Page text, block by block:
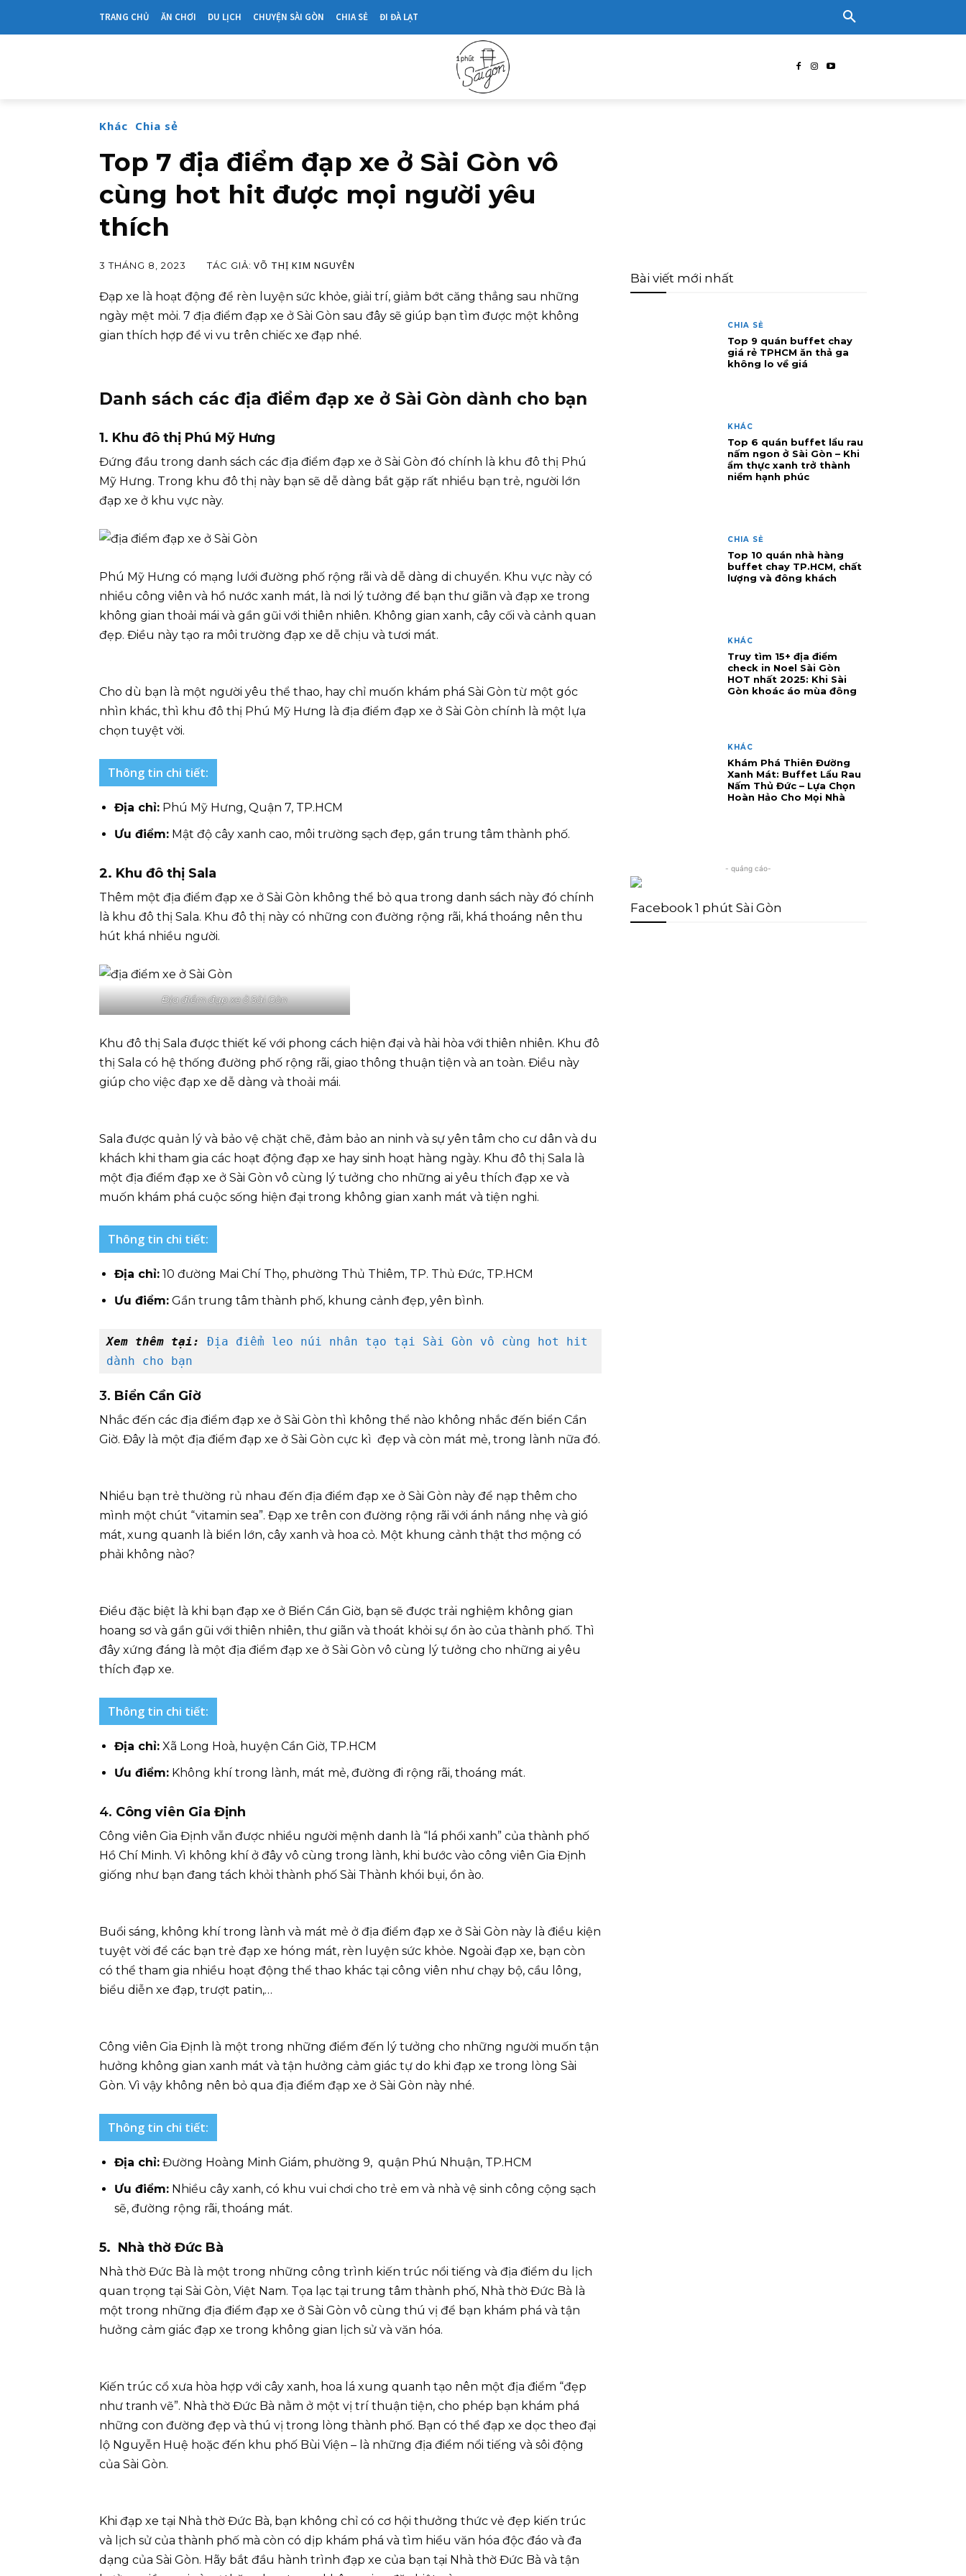
TRANG CHỦ ĂN CHƠI DU LỊCH CHUYỆN SÀI GÒN CHIA SẺ ĐI ĐÀ LẠT
Khác Chia sẻ
Top 7 địa điểm đạp xe ở Sài Gòn vô
cùng hot hit được mọi người yêu
thích
3 THÁNG 8, 2023 TÁC GIẢ: VÕ THỊ KIM NGUYÊN
Đạp xe là hoạt động để rèn luyện sức khỏe, giải trí, giảm bớt căng thẳng sau những
ngày mệt mỏi. 7 địa điểm đạp xe ở Sài Gòn sau đây sẽ giúp bạn tìm được một không
gian thích hợp để vi vu trên chiếc xe đạp nhé.
Danh sách các địa điểm đạp xe ở Sài Gòn dành cho bạn
1. Khu đô thị Phú Mỹ Hưng
Đứng đầu trong danh sách các địa điểm đạp xe ở Sài Gòn đó chính là khu đô thị Phú
Mỹ Hưng. Trong khu đô thị này bạn sẽ dễ dàng bắt gặp rất nhiều bạn trẻ, người lớn
đạp xe ở khu vực này.
Phú Mỹ Hưng có mạng lưới đường phố rộng rãi và dễ dàng di chuyển. Khu vực này có
nhiều công viên và hồ nước xanh mát, là nơi lý tưởng để bạn thư giãn và đạp xe trong
không gian thoải mái và gần gũi với thiên nhiên. Không gian xanh, cây cối và cảnh quan
đẹp. Điều này tạo ra môi trường đạp xe dễ chịu và tươi mát.
Cho dù bạn là một người yêu thể thao, hay chỉ muốn khám phá Sài Gòn từ một góc
nhìn khác, thì khu đô thị Phú Mỹ Hưng là địa điểm đạp xe ở Sài Gòn chính là một lựa
chọn tuyệt vời.
Thông tin chi tiết:
Địa chỉ: Phú Mỹ Hưng, Quận 7, TP.HCM
Ưu điểm: Mật độ cây xanh cao, môi trường sạch đẹp, gần trung tâm thành phố.
2. Khu đô thị Sala
Thêm một địa điểm đạp xe ở Sài Gòn không thể bỏ qua trong danh sách này đó chính
là khu đô thị Sala. Khu đô thị này có những con đường rộng rãi, khá thoáng nên thu
hút khá nhiều người.
Địa điểm đạp xe ở Sài Gòn
Khu đô thị Sala được thiết kế với phong cách hiện đại và hài hòa với thiên nhiên. Khu đô
thị Sala có hệ thống đường phố rộng rãi, giao thông thuận tiện và an toàn. Điều này
giúp cho việc đạp xe dễ dàng và thoải mái.
Sala được quản lý và bảo vệ chặt chẽ, đảm bảo an ninh và sự yên tâm cho cư dân và du
khách khi tham gia các hoạt động đạp xe hay sinh hoạt hàng ngày. Khu đô thị Sala là
một địa điểm đạp xe ở Sài Gòn vô cùng lý tưởng cho những ai yêu thích đạp xe và
muốn khám phá cuộc sống hiện đại trong không gian xanh mát và tiện nghi.
Thông tin chi tiết:
Địa chỉ: 10 đường Mai Chí Thọ, phường Thủ Thiêm, TP. Thủ Đức, TP.HCM
Ưu điểm: Gần trung tâm thành phố, khung cảnh đẹp, yên bình.
Xem thêm tại: Địa điểm leo núi nhân tạo tại Sài Gòn vô cùng hot hit
dành cho bạn
3. Biển Cần Giờ
Nhắc đến các địa điểm đạp xe ở Sài Gòn thì không thể nào không nhắc đến biển Cần
Giờ. Đây là một địa điểm đạp xe ở Sài Gòn cực kì đẹp và còn mát mẻ, trong lành nữa đó.
Nhiều bạn trẻ thường rủ nhau đến địa điểm đạp xe ở Sài Gòn này để nạp thêm cho
mình một chút “vitamin sea”. Đạp xe trên con đường rộng rãi với ánh nắng nhẹ và gió
mát, xung quanh là biển lớn, cây xanh và hoa cỏ. Một khung cảnh thật thơ mộng có
phải không nào?
Điều đặc biệt là khi bạn đạp xe ở Biển Cần Giờ, bạn sẽ được trải nghiệm không gian
hoang sơ và gần gũi với thiên nhiên, thư giãn và thoát khỏi sự ồn ào của thành phố. Thì
đây xứng đáng là một địa điểm đạp xe ở Sài Gòn vô cùng lý tưởng cho những ai yêu
thích đạp xe.
Thông tin chi tiết:
Địa chỉ: Xã Long Hoà, huyện Cần Giờ, TP.HCM
Ưu điểm: Không khí trong lành, mát mẻ, đường đi rộng rãi, thoáng mát.
4. Công viên Gia Định
Công viên Gia Định vẫn được nhiều người mệnh danh là “lá phổi xanh” của thành phố
Hồ Chí Minh. Vì không khí ở đây vô cùng trong lành, khi bước vào công viên Gia Định
giống như bạn đang tách khỏi thành phố Sài Thành khói bụi, ồn ào.
Buổi sáng, không khí trong lành và mát mẻ ở địa điểm đạp xe ở Sài Gòn này là điều kiện
tuyệt vời để các bạn trẻ đạp xe hóng mát, rèn luyện sức khỏe. Ngoài đạp xe, bạn còn
có thể tham gia nhiều hoạt động thể thao khác tại công viên như chạy bộ, cầu lông,
biểu diễn xe đạp, trượt patin,…
Công viên Gia Định là một trong những điểm đến lý tưởng cho những người muốn tận
hưởng không gian xanh mát và tận hưởng cảm giác tự do khi đạp xe trong lòng Sài
Gòn. Vì vậy không nên bỏ qua địa điểm đạp xe ở Sài Gòn này nhé.
Thông tin chi tiết:
Địa chỉ: Đường Hoàng Minh Giám, phường 9, quận Phú Nhuận, TP.HCM
Ưu điểm: Nhiều cây xanh, có khu vui chơi cho trẻ em và nhà vệ sinh công cộng sạch
sẽ, đường rộng rãi, thoáng mát.
5. Nhà thờ Đức Bà
Nhà thờ Đức Bà là một trong những công trình kiến trúc nổi tiếng và địa điểm du lịch
quan trọng tại Sài Gòn, Việt Nam. Tọa lạc tại trung tâm thành phố, Nhà thờ Đức Bà là
một trong những địa điểm đạp xe ở Sài Gòn vô cùng thú vị để bạn khám phá và tận
hưởng cảm giác đạp xe trong không gian lịch sử và văn hóa.
Kiến trúc cổ xưa hòa hợp với cây xanh, hoa lá xung quanh tạo nên một địa điểm “đẹp
như tranh vẽ”. Nhà thờ Đức Bà nằm ở một vị trí thuận tiện, cho phép bạn khám phá
những con đường đẹp và thú vị trong lòng thành phố. Bạn có thể đạp xe dọc theo đại
lộ Nguyễn Huệ hoặc đến khu phố Bùi Viện – là những địa điểm nổi tiếng và sôi động
của Sài Gòn.
Khi đạp xe tại Nhà thờ Đức Bà, bạn không chỉ có cơ hội thưởng thức vẻ đẹp kiến trúc
và lịch sử của thành phố mà còn có dịp khám phá và tìm hiểu văn hóa độc đáo và đa
dạng của Sài Gòn. Hãy bắt đầu hành trình đạp xe của bạn tại Nhà thờ Đức Bà và tận
Bài viết mới nhất
CHIA SẺ
Top 9 quán buffet chay
giá rẻ TPHCM ăn thả ga
không lo về giá
KHÁC
Top 6 quán buffet lẩu rau
nấm ngon ở Sài Gòn – Khi
ẩm thực xanh trở thành
niềm hạnh phúc
CHIA SẺ
Top 10 quán nhà hàng
buffet chay TP.HCM, chất
lượng và đông khách
KHÁC
Truy tìm 15+ địa điểm
check in Noel Sài Gòn
HOT nhất 2025: Khi Sài
Gòn khoác áo mùa đông
KHÁC
Khám Phá Thiên Đường
Xanh Mát: Buffet Lẩu Rau
Nấm Thủ Đức – Lựa Chọn
Hoàn Hảo Cho Mọi Nhà
- quảng cáo-
Facebook 1 phút Sài Gòn